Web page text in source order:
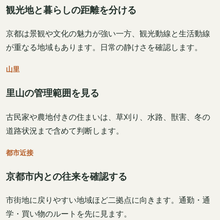
観光地と暮らしの距離を分ける
京都は景観や文化の魅力が強い一方、観光動線と生活動線
が重なる地域もあります。日常の静けさを確認します。
山里
里山の管理範囲を見る
古民家や農地付きの住まいは、草刈り、水路、獣害、冬の
道路状況まで含めて判断します。
都市近接
京都市内との往来を確認する
市街地に戻りやすい地域ほど二拠点に向きます。通勤・通
学・買い物のルートを先に見ます。